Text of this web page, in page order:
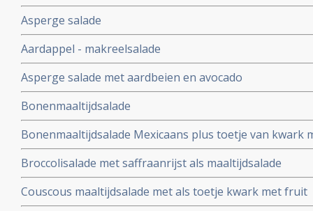
Asperge salade
Aardappel - makreelsalade
Asperge salade met aardbeien en avocado
Bonenmaaltijdsalade
Bonenmaaltijdsalade Mexicaans plus toetje van kwark
Broccolisalade met saffraanrijst als maaltijdsalade
Couscous maaltijdsalade met als toetje kwark met fruit